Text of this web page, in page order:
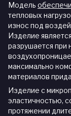
Модель
тепловых
износ под
Изделие
разрушается при
максимально
материалов
Изделие с
эластичностью,
протяжении